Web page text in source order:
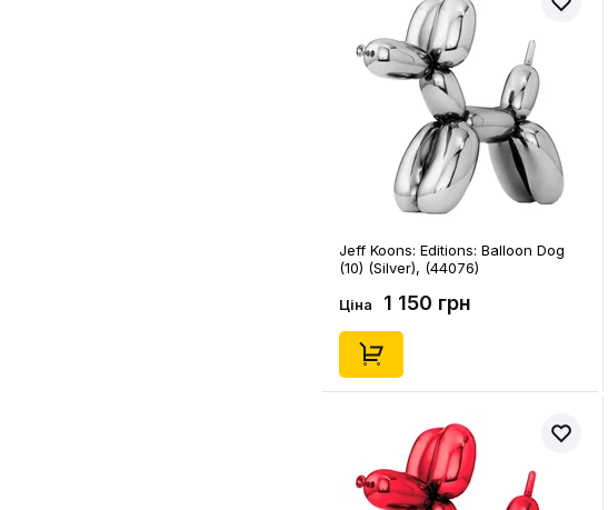
Jeff Koons: Editions: Balloon Dog
(10) (Silver), (44076)
Ціна 1 150 грн